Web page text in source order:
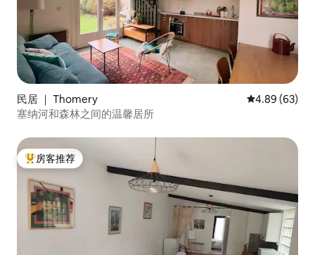
民居 ｜ Thomery 平均评分 4.89
4.89 (63)
塞纳河和森林之间的温馨居所
热门「房客推荐」
房客推荐